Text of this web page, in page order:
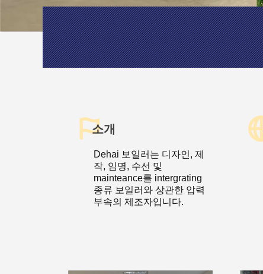
소개
Dehai 보일러는 디자인, 제
작, 임명, 수선 및
mainteance를 intergrating
종류 보일러와 상관한 압력
부속의 제조자입니다.